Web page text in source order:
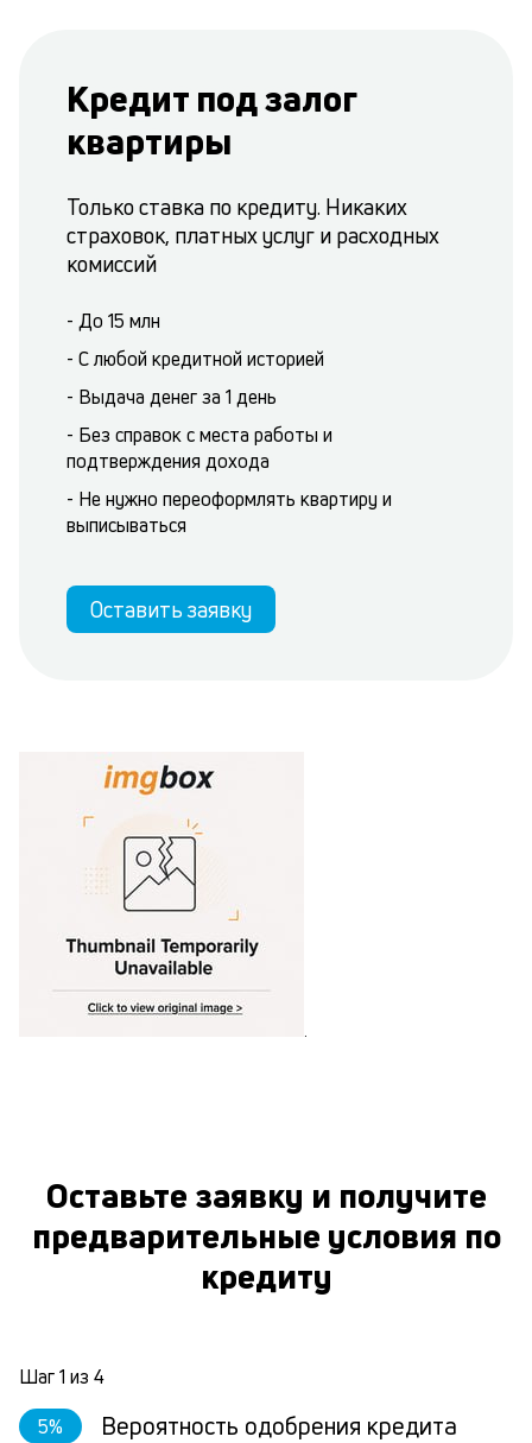
Кредит под залог
квартиры
Только ставка по кредиту. Никаких
страховок, платных услуг и расходных
комиссий
- До 15 млн
- С любой кредитной историей
- Выдача денег за 1 день
- Без справок с места работы и
подтверждения дохода
- Не нужно переоформлять квартиру и
выписываться
Оставить заявку
.
Оставьте заявку и получите
предварительные условия по
кредиту
Шаг1 из 4
5% Вероятность одобрения кредита